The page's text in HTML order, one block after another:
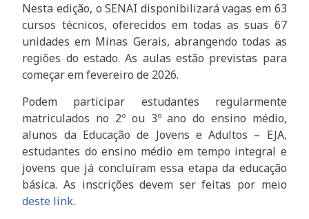
Nesta edição, o SENAI disponibilizará vagas em 63
cursos técnicos, oferecidos em todas as suas 67
unidades em Minas Gerais, abrangendo todas as
regiões do estado. As aulas estão previstas para
começar em fevereiro de 2026.
Podem participar estudantes regularmente
matriculados no 2º ou 3º ano do ensino médio,
alunos da Educação de Jovens e Adultos – EJA,
estudantes do ensino médio em tempo integral e
jovens que já concluíram essa etapa da educação
básica. As inscrições devem ser feitas por meio
deste link.